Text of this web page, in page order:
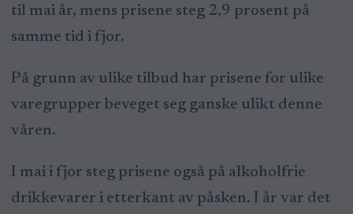
til mai år, mens prisene steg 2,9 prosent på
samme tid i fjor.
På grunn av ulike tilbud har prisene for ulike
varegrupper beveget seg ganske ulikt denne
våren.
I mai i fjor steg prisene også på alkoholfrie
drikkevarer i etterkant av påsken. I år var det